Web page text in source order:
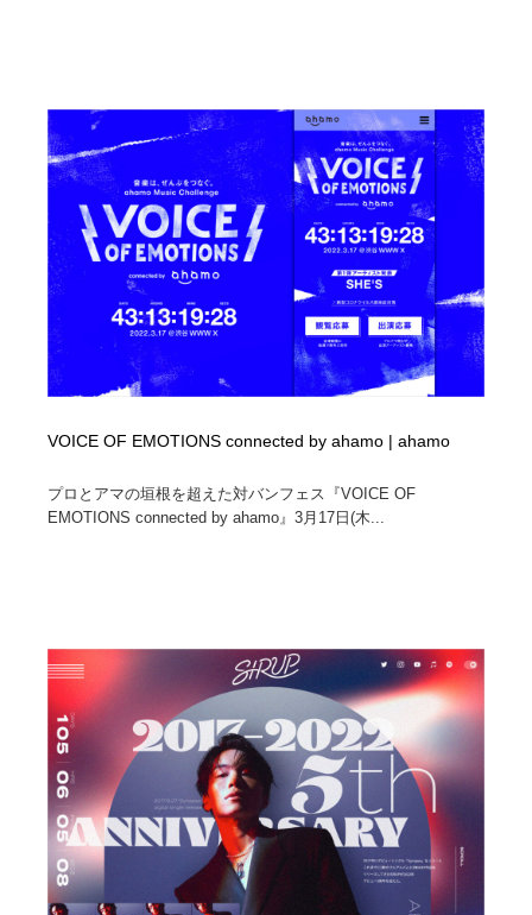
VOICE OF EMOTIONS connected by ahamo | ahamo
プロとアマの垣根を超えた対バンフェス『VOICE OF
EMOTIONS connected by ahamo』3月17日(木...